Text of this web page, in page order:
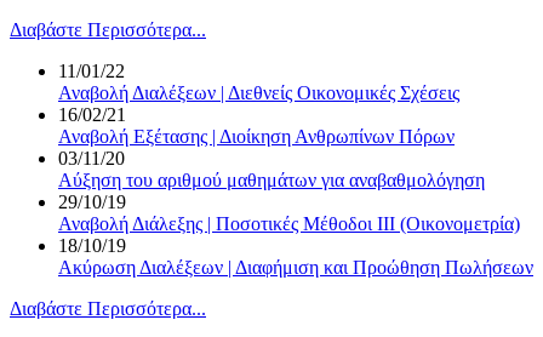
Διαβάστε Περισσότερα...
11/01/22
Αναβολή Διαλέξεων | Διεθνείς Οικονομικές Σχέσεις
16/02/21
Αναβολή Εξέτασης | Διοίκηση Ανθρωπίνων Πόρων
03/11/20
Αύξηση του αριθμού μαθημάτων για αναβαθμολόγηση
29/10/19
Αναβολή Διάλεξης | Ποσοτικές Μέθοδοι III (Οικονομετρία)
18/10/19
Ακύρωση Διαλέξεων | Διαφήμιση και Προώθηση Πωλήσεων
Διαβάστε Περισσότερα...